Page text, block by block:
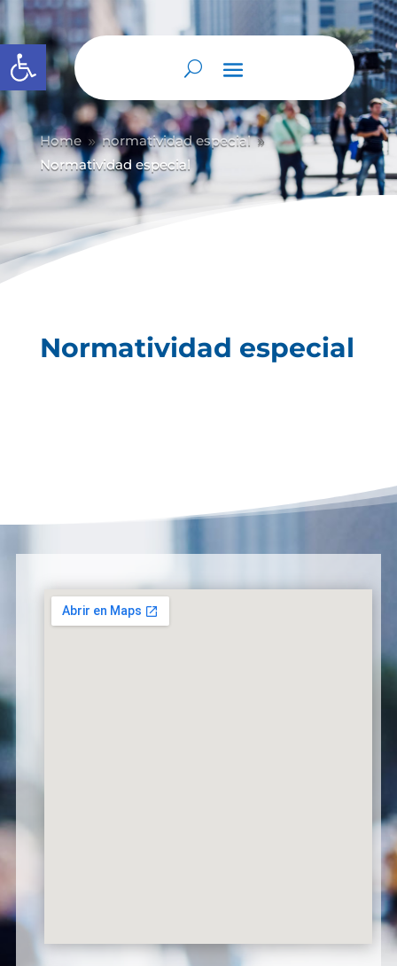
Abrir barra de herramientas
Home 9 normatividad especial 9
Normatividad especial
Normatividad especial